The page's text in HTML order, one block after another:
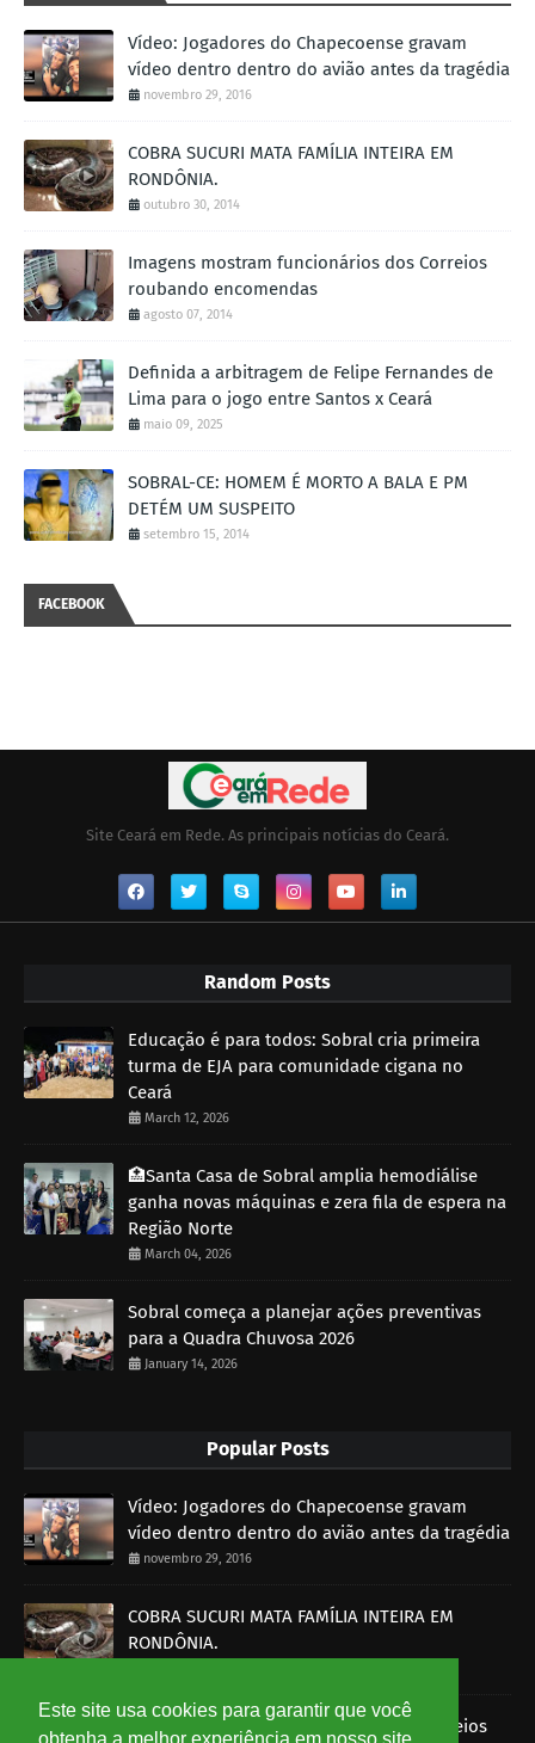
Este site usa cookies para garantir que você
Vídeo: Jogadores do Chapecoense gravam
vídeo dentro dentro do avião antes da tragédia
novembro 29, 2016
COBRA SUCURI MATA FAMÍLIA INTEIRA EM
RONDÔNIA.
outubro 30, 2014
Imagens mostram funcionários dos Correios
roubando encomendas
agosto 07, 2014
Definida a arbitragem de Felipe Fernandes de
Lima para o jogo entre Santos x Ceará
maio 09, 2025
SOBRAL-CE: HOMEM É MORTO A BALA E PM
DETÉM UM SUSPEITO
setembro 15, 2014
FACEBOOK
Site Ceará em Rede. As principais notícias do Ceará.
Random Posts
Educação é para todos: Sobral cria primeira
turma de EJA para comunidade cigana no
Ceará
March 12, 2026
🏥Santa Casa de Sobral amplia hemodiálise
ganha novas máquinas e zera fila de espera na
Região Norte
March 04, 2026
Sobral começa a planejar ações preventivas
para a Quadra Chuvosa 2026
January 14, 2026
Popular Posts
Vídeo: Jogadores do Chapecoense gravam
vídeo dentro dentro do avião antes da tragédia
novembro 29, 2016
COBRA SUCURI MATA FAMÍLIA INTEIRA EM
RONDÔNIA.
Imagens mostram funcionários dos Correios